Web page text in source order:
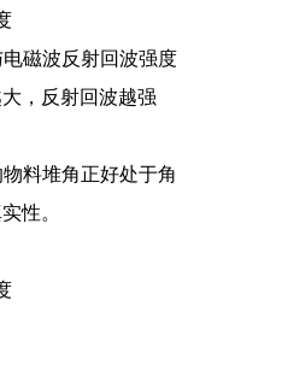
磁波反射回波强度
，反射回波越强
料堆角正好处于角
性。